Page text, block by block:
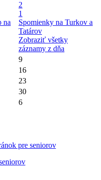
na
2
1
Spomienky na Turkov a
Tatárov
Zobraziť všetky
záznamy z dňa
9
16
23
30
6
pre seniorov